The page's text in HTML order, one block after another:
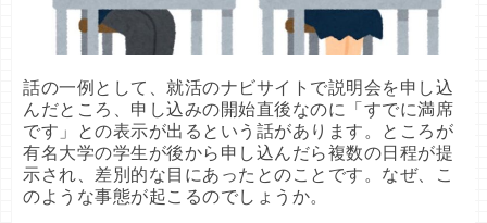
話の一例として、就活のナビサイトで説明会を申し込
んだところ、申し込みの開始直後なのに「すでに満席
です」との表示が出るという話があります。ところが
有名大学の学生が後から申し込んだら複数の日程が提
示され、差別的な目にあったとのことです。なぜ、こ
のような事態が起こるのでしょうか。